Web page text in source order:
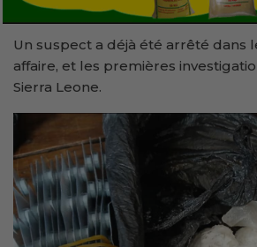
Un suspect a déjà été arrêté dans
affaire, et les premières
Sierra Leone.